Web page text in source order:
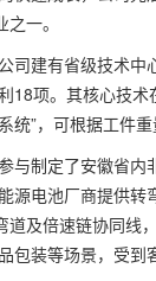
一。
司建有省级技术中
18项。其核心技
统”，可根据工件
与制定了安徽省
源电池厂商提供转
道及倍速链协同线
包装等场景，受到